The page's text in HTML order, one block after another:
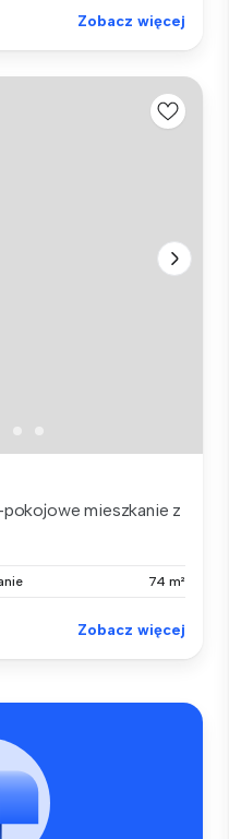
Zobacz więcej
mieszkanie z
74 m²
Zobacz więcej